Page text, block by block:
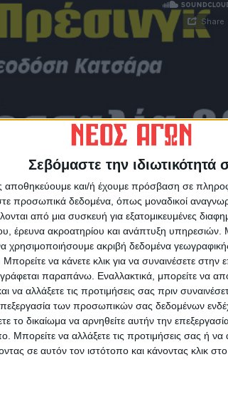
Σεβόμαστε την ιδιωτικότητά
αποθηκεύουμε και/ή έχουμε πρόσβαση σε
προσωπικά δεδομένα, όπως μοναδικοί
από μια συσκευή για εξατομικευμένες
έρευνα ακροατηρίου και ανάπτυξη υπηρεσιών.
χρησιμοποιήσουμε ακριβή δεδομένα
να κάνετε κλικ για να συναινέσετε στην
παραπάνω. Εναλλακτικά, μπορείτε να
να αλλάξετε τις προτιμήσεις σας πριν
των προσωπικών σας δεδομένων
το δικαίωμα να αρνηθείτε αυτήν την
Μπορείτε να αλλάξετε τις προτιμήσεις σας ή
σε αυτόν τον ιστότοπο και κάνοντας κλικ
ΑΓΩΝ στο Google News!
και ευρύτερα της Θεσσαλίας